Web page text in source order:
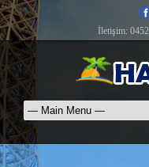
İletişim: